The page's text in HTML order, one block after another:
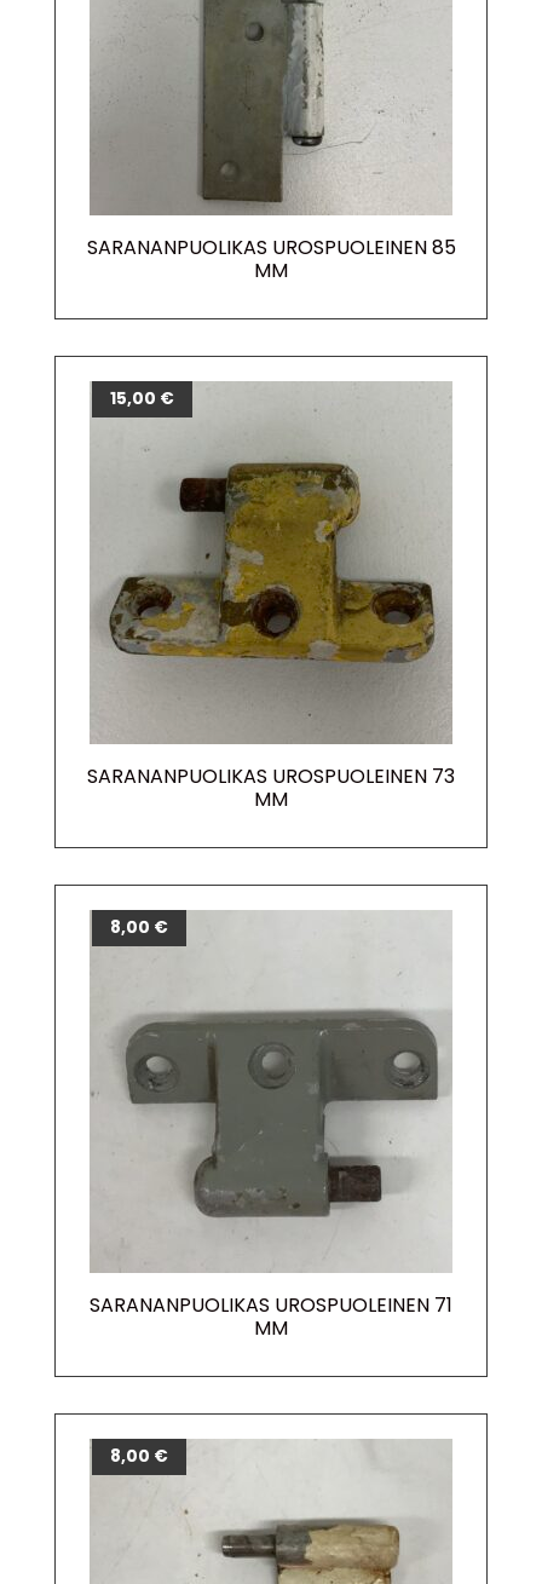
SARANANPUOLIKAS UROSPUOLEINEN 85
MM
SARANANPUOLIKAS UROSPUOLEINEN 73
MM
15,00 €
SARANANPUOLIKAS UROSPUOLEINEN 71
MM
8,00 €
8,00 €